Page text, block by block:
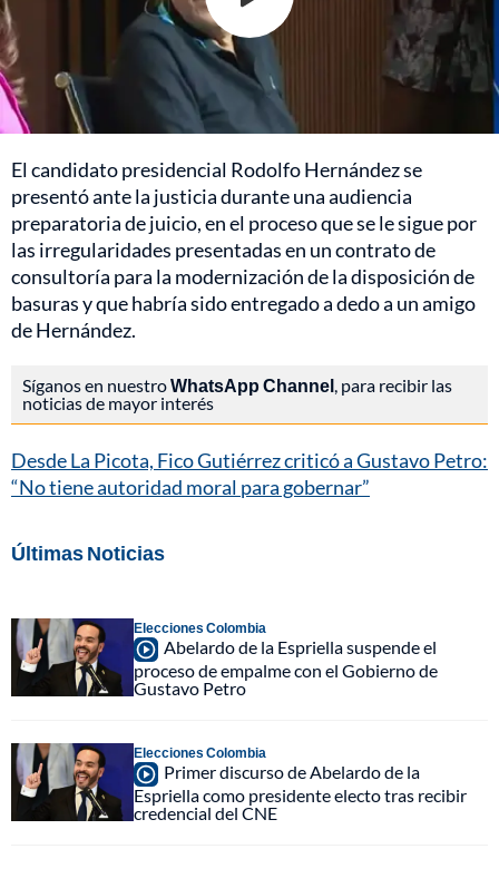
El candidato presidencial Rodolfo Hernández se
presentó ante la justicia durante una audiencia
preparatoria de juicio, en el proceso que se le sigue por
las irregularidades presentadas en un contrato de
consultoría para la modernización de la disposición de
basuras y que habría sido entregado a dedo a un amigo
de Hernández.
Síganos en nuestroWhatsApp Channel , para recibir las
noticias de mayor interés
Desde La Picota, Fico Gutiérrez criticó a Gustavo Petro:
“No tiene autoridad moral para gobernar”
Últimas Noticias
Elecciones Colombia
Abelardo de la Espriella suspende el
proceso de empalme con el Gobierno de
Gustavo Petro
Elecciones Colombia
Primer discurso de Abelardo de la
Espriella como presidente electo tras recibir
credencial del CNE